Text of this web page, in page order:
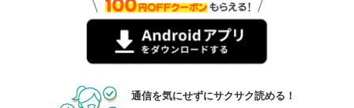
通信を気にせずにサクサク読める！